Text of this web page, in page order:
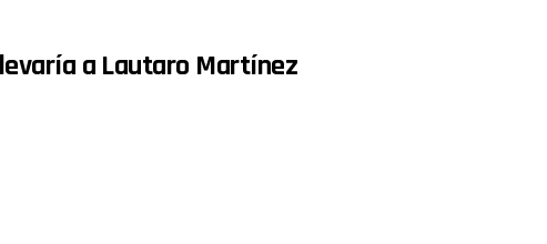
a Lautaro Martínez